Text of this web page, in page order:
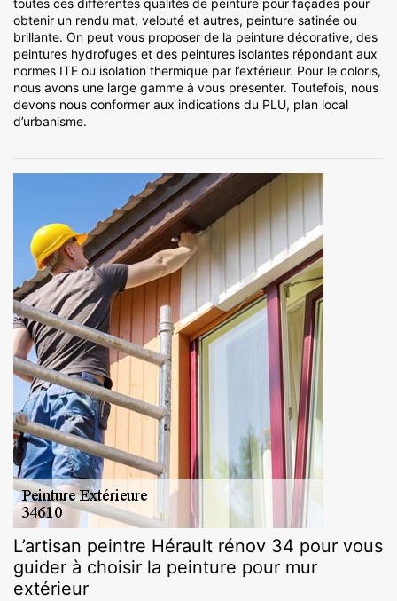
toutes ces différentes qualités de peinture pour façades pour
obtenir un rendu mat, velouté et autres, peinture satinée ou
brillante. On peut vous proposer de la peinture décorative, des
peintures hydrofuges et des peintures isolantes répondant aux
normes ITE ou isolation thermique par l’extérieur. Pour le coloris,
nous avons une large gamme à vous présenter. Toutefois, nous
devons nous conformer aux indications du PLU, plan local
d’urbanisme.
L’artisan peintre Hérault rénov 34 pour vous
guider à choisir la peinture pour mur
extérieur